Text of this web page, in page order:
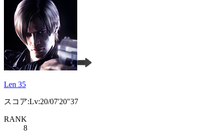
Len 35
スコア:Lv:20/07'20"37
RANK
8